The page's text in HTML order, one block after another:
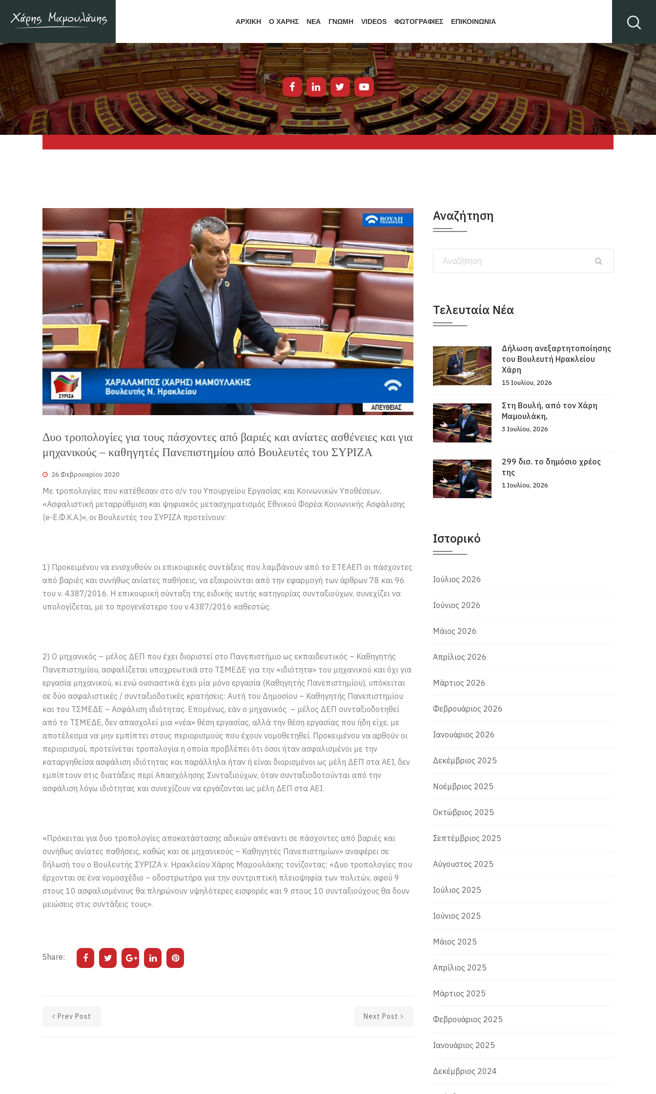
ΑΡΧΙΚΗ Ο ΧΑΡΗΣ ΝΕΑ ΓΝΩΜΗ VIDEOS ΦΩΤΟΓΡΑΦΙΕΣ ΕΠΙΚΟΙΝΩΝΙΑ
Δυο τροπολογίες για τους πάσχοντες από βαριές και ανίατες ασθένειες και για
μηχανικούς – καθηγητές Πανεπιστημίου από Βουλευτές του ΣΥΡΙΖΑ
26 Φεβρουαρίου 2020
Με τροπολογίες που κατέθεσαν στο σ/ν του Υπουργείου Εργασίας και Κοινωνικών Υποθέσεων,
«Ασφαλιστική μεταρρύθμιση και ψηφιακός μετασχηματισμός Εθνικού Φορέα Κοινωνικής Ασφάλισης
(e-Ε.Φ.Κ.Α.)», οι Βουλευτές του ΣΥΡΙΖΑ προτείνουν:
1) Προκειμένου να ενισχυθούν οι επικουρικές συντάξεις που λαμβάνουν από το ΕΤΕΑΕΠ οι πάσχοντες
από βαριές και συνήθως ανίατες παθήσεις, να εξαιρούνται από την εφαρμογή των άρθρων 78 και 96
του ν. 4387/2016. Η επικουρική σύνταξη της ειδικής αυτής κατηγορίας συνταξιούχων, συνεχίζει να
υπολογίζεται, με το προγενέστερο του ν.4387/2016 καθεστώς.
2) Ο μηχανικός – μέλος ΔΕΠ που έχει διοριστεί στο Πανεπιστήμιο ως εκπαιδευτικός – Καθηγητής
Πανεπιστημίου, ασφαλίζεται υποχρεωτικά στο ΤΣΜΕΔΕ για την «ιδιότητα» του μηχανικού και όχι για
εργασία μηχανικού, κι ενώ ουσιαστικά έχει μία μόνο εργασία (Καθηγητής Πανεπιστημίου), υπόκειται
σε δύο ασφαλιστικές / συνταξιοδοτικές κρατήσεις: Αυτή του Δημοσίου – Καθηγητής Πανεπιστημίου
και του ΤΣΜΕΔΕ – Ασφάλιση ιδιότητας. Επομένως, εάν ο μηχανικός – μέλος ΔΕΠ συνταξιοδοτηθεί
από το ΤΣΜΕΔΕ, δεν απασχολεί μια «νέα» θέση εργασίας, αλλά την θέση εργασίας που ήδη είχε, με
αποτέλεσμα να μην εμπίπτει στους περιορισμούς που έχουν νομοθετηθεί. Προκειμένου να αρθούν οι
περιορισμοί, προτείνεται τροπολογία η οποία προβλέπει ότι όσοι ήταν ασφαλισμένοι με την
καταργηθείσα ασφάλιση ιδιότητας και παράλληλα ήταν ή είναι διορισμένοι ως μέλη ΔΕΠ στα ΑΕΙ, δεν
εμπίπτουν στις διατάξεις περί Απασχόλησης Συνταξιούχων, όταν συνταξιοδοτούνται από την
ασφάλιση λόγω ιδιότητας και συνεχίζουν να εργάζονται ως μέλη ΔΕΠ στα ΑΕΙ.
«Πρόκειται για δυο τροπολογίες αποκατάστασης αδικιών απέναντι σε πάσχοντες από βαριές και
συνήθως ανίατες παθήσεις, καθώς και σε μηχανικούς – Καθηγητές Πανεπιστημίων» αναφέρει σε
δήλωσή του ο Βουλευτής ΣΥΡΙΖΑ ν. Ηρακλείου Χάρης Μαμουλάκης τονίζοντας: «Δυο τροπολογίες που
έρχονται σε ένα νομοσχέδιο – οδοστρωτήρα για την συντριπτική πλειοψηφία των πολιτών, αφού 9
στους 10 ασφαλισμένους θα πληρώνουν υψηλότερες εισφορές και 9 στους 10 συνταξιούχους θα δουν
μειώσεις στις συντάξεις τους».
Share:
Prev Post Next Post
Αναζήτηση
Τελευταία Νέα
Δήλωση ανεξαρτητοποίησης
του Βουλευτή Ηρακλείου
Χάρη
15 Ιουλίου, 2026
Στη Βουλή, από τον Χάρη
Μαμουλάκη,
3 Ιουλίου, 2026
299 δισ. το δημόσιο χρέος
της
1 Ιουλίου, 2026
Ιστορικό
Ιούλιος 2026
Ιούνιος 2026
Μάιος 2026
Απρίλιος 2026
Μάρτιος 2026
Φεβρουάριος 2026
Ιανουάριος 2026
Δεκέμβριος 2025
Νοέμβριος 2025
Οκτώβριος 2025
Σεπτέμβριος 2025
Αύγουστος 2025
Ιούλιος 2025
Ιούνιος 2025
Μάιος 2025
Απρίλιος 2025
Μάρτιος 2025
Φεβρουάριος 2025
Ιανουάριος 2025
Δεκέμβριος 2024